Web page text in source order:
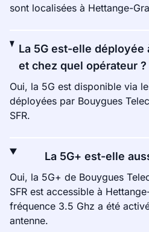
sont localisées à Hettange-
La 5G est-elle déployée
et chez quel opérateur ?
Oui, la 5G est disponible via
déployées par Bouygues
SFR.
La 5G+ est-elle
Oui, la 5G+ de Bouygues
SFR est accessible à
fréquence 3.5 Ghz a été
antenne.